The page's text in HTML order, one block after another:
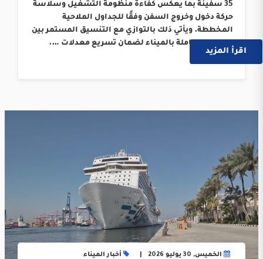
35 سفينة بما يعكس كفاءة منظومة التشغيل وسلاسة
حركة دخول وخروج السفن وفقًا للجداول الملاحية
المخططة. ويأتي ذلك بالتوازي مع التنسيق المستمر بين
الجهات العاملة بالميناء لضمان تسريع معدلات ….
اقرأ المزيد
الخميس, 30 يوليو 2026 أخبار الميناء